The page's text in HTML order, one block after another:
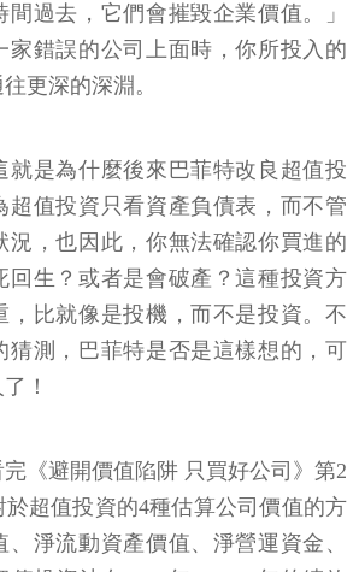
過去，它們會摧毀企業價值。」
家錯誤的公司上面時，你所投入的
更深的深淵。
就是為什麼後來巴菲特改良超值投
超值投資只看資產負債表，而不管
況，也因此，你無法確認你買進的
回生？或者是會破產？這種投資方
，比就像是投機，而不是投資。不
猜測，巴菲特是否是這樣想的，可
！
《避開價值陷阱 只買好公司》第2
超值投資的4種估算公司價值的方
淨流動資產價值、淨營運資金、